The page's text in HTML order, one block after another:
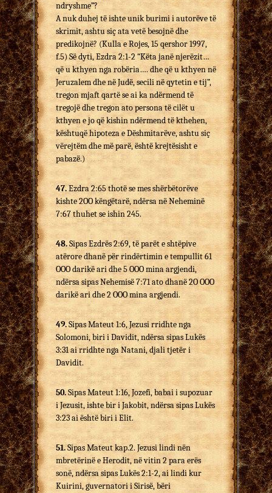
ndryshme”?
A nuk duhej të ishte unik burimi i autorëve të
skrimit, ashtu siç ata vetë besojnë dhe
predikojnë? (Kulla e Rojes, 15 qershor 1997,
f.5) Së dyti, Ezdra 2:1-2 “Këta janë njerëzit…
që u kthyen nga robëria…. dhe që u kthyen në
Jeruzalem dhe në Judë, secili në qytetin e tij”,
tregon mjaft qartë se ai ka ndërmend të
tregojë dhe tregon ato persona të cilët u
kthyen e jo që kishin ndërmend të kthehen,
kështuqë hipoteza e Dëshmitarëve, ashtu siç
vërejtëm dhe më parë, është krejtësisht e
pabazë.)
47.Ezdra 2:65 thotë se mes shërbëtorëve
kishte 2OO këngëtarë, ndërsa në Neheminë
7:67 thuhet se ishin 245.
48.Sipas Ezdrës 2:69, të parët e shtëpive
atërore dhanë për rindërtimin e tempullit 61
OOO darikë ari dhe 5 OOO mina argjendi,
ndërsa sipas Nehemisë 7:71 ato dhanë 2O OOO
darikë ari dhe 2 OOO mina argjendi.
49.Sipas Mateut 1:6, Jezusi rridhte nga
Solomoni, biri i Davidit, ndërsa sipas Lukës
3:31 ai rridhte nga Natani, djali tjetër i
Davidit.
50.Sipas Mateut 1:16, Jozefi, babai i supozuar
i Jezusit, ishte bir i Jakobit, ndërsa sipas Lukës
3:23 ai është biri i Elit.
51.Sipas Mateut kap.2. Jezusi lindi nën
mbretërinë e Herodit, në vitin 2 para erës
sonë, ndërsa sipas Lukës 2:1-2, ai lindi kur
Kuirini, guvernatori i Sirisë, bëri